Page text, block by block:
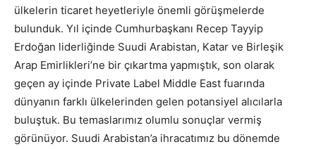
ülkelerin ticaret heyetleriyle önemli görüşmelerde
bulunduk. Yıl içinde Cumhurbaşkanı Recep Tayyip
Erdoğan liderliğinde Suudi Arabistan, Katar ve Birleşik
Arap Emirlikleri’ne bir çıkartma yapmıştık, son olarak
geçen ay içinde Private Label Middle East fuarında
dünyanın farklı ülkelerinden gelen potansiyel alıcılarla
buluştuk. Bu temaslarımız olumlu sonuçlar vermiş
görünüyor. Suudi Arabistan’a ihracatımız bu dönemde